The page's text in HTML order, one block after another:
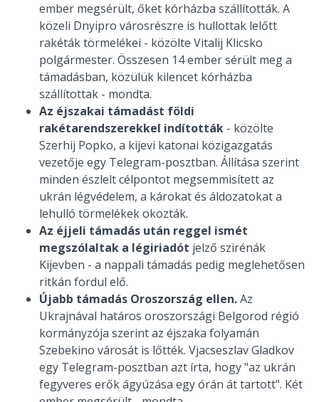
ember megsérült, őket kórházba szállították. A
közeli Dnyipro városrészre is hullottak lelőtt
rakéták törmelékei - közölte Vitalij Klicsko
polgármester. Összesen 14 ember sérült meg a
támadásban, közülük kilencet kórházba
szállítottak - mondta.
Az éjszakai támadást földi
rakétarendszerekkel indították - közölte
Szerhij Popko, a kijevi katonai közigazgatás
vezetője egy Telegram-posztban. Állítása szerint
minden észlelt célpontot megsemmisített az
ukrán légvédelem, a károkat és áldozatokat a
lehulló törmelékek okozták.
Az éjjeli támadás után reggel ismét
megszólaltak a légiriadót jelző szirénák
Kijevben - a nappali támadás pedig meglehetősen
ritkán fordul elő.
Újabb támadás Oroszország ellen.Az
Ukrajnával határos oroszországi Belgorod régió
kormányzója szerint az éjszaka folyamán
Szebekino városát is lőtték. Vjacseszlav Gladkov
egy Telegram-posztban azt írta, hogy "az ukrán
fegyveres erők ágyúzása egy órán át tartott". Két